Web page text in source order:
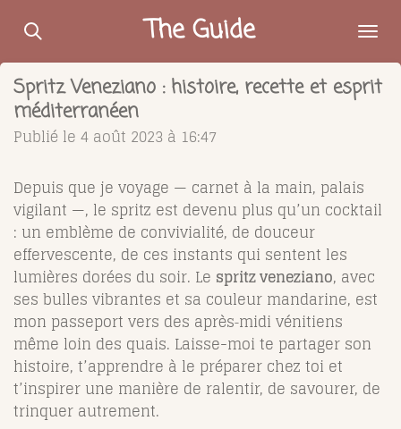
Passer
contenu
principal
The Guide
Spritz Veneziano : histoire, recette et esprit
méditerranéen
Publié le 4 août 2023 à 16:47
Depuis que je voyage — carnet à la main, palais
vigilant —, le spritz est devenu plus qu’un cocktail
: un emblème de convivialité, de douceur
effervescente, de ces instants qui sentent les
lumières dorées du soir. Le spritz veneziano, avec
ses bulles vibrantes et sa couleur mandarine, est
mon passeport vers des après‑midi vénitiens
même loin des quais. Laisse-moi te partager son
histoire, t’apprendre à le préparer chez toi et
t’inspirer une manière de ralentir, de savourer, de
trinquer autrement.